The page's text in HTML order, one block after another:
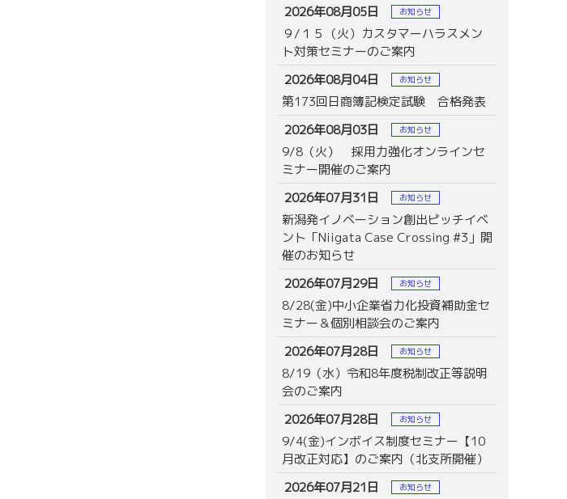
2026年08月05日
お知らせ
９/１５（火）カスタマーハラスメン
ト対策セミナーのご案内
2026年08月04日
お知らせ
第173回日商簿記検定試験 合格発表
2026年08月03日
お知らせ
9/8（火） 採用力強化オンラインセ
ミナー開催のご案内
2026年07月31日
お知らせ
新潟発イノベーション創出ピッチイベ
ント「Niigata Case Crossing #3」開
催のお知らせ
2026年07月29日
お知らせ
8/28(金)中小企業省力化投資補助金セ
ミナー＆個別相談会のご案内
2026年07月28日
お知らせ
8/19（水）令和8年度税制改正等説明
会のご案内
2026年07月28日
お知らせ
9/4(金)インボイス制度セミナー【10
月改正対応】のご案内（北支所開催）
2026年07月21日
お知らせ